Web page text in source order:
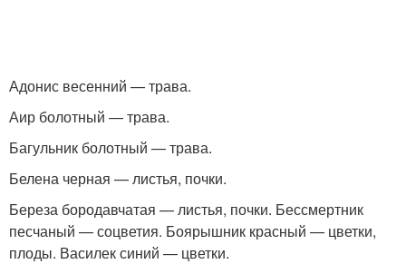
Адонис весенний — трава.
Аир болотный — трава.
Багульник болотный — трава.
Белена черная — листья, почки.
Береза бородавчатая — листья, почки. Бессмертник
песчаный — соцветия. Боярышник красный — цветки,
плоды. Василек синий — цветки.